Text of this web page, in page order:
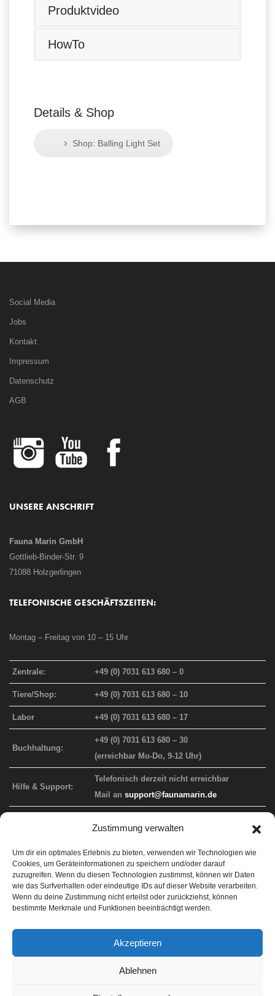
Zustimmung verwalten
Um dir ein optimales Erlebnis zu bieten, verwenden wir Technologien wie
Cookies, um Geräteinformationen zu speichern und/oder darauf
zuzugreifen. Wenn du diesen Technologien zustimmst, können wir Daten
wie das Surfverhalten oder eindeutige IDs auf dieser Website verarbeiten.
Wenn du deine Zustimmung nicht erteilst oder zurückziehst, können
bestimmte Merkmale und Funktionen beeinträchtigt werden.
Akzeptieren
Ablehnen
Produktvideo
HowTo
Details & Shop
› Shop: Balling Light Set
Social Media
Jobs
Kontakt
Impressum
Datenschutz
AGB
UNSERE ANSCHRIFT
Fauna Marin GmbH
Gottlieb-Binder-Str. 9
71088 Holzgerlingen
TELEFONISCHE GESCHÄFTSZEITEN:
Montag – Freitag von 10 – 15 Uhr
Zentrale: +49 (0) 7031 613 680 – 0
Tiere/Shop: +49 (0) 7031 613 680 – 10
Labor +49 (0) 7031 613 680 – 17
Buchhaltung:
+49 (0) 7031 613 680 – 30
(erreichbar Mo-Do, 9-12 Uhr)
Hilfe & Support:
Telefonisch derzeit nicht erreichbar
Mail an support@faunamarin.de
FAUNA MARIN WEBAUFTRITT
Info-Website faunamarin.de
Endkunden-Shop faunamarincorals.de
Händler-Shop b2b.faunamarin.de
ICP Labor lab.faunamarin.de